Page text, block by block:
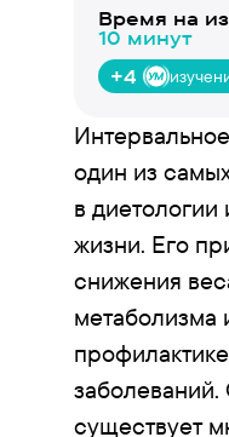
Время на
10 минут
+4
один из
в
жизни. Его
снижения
метаболизма
существует